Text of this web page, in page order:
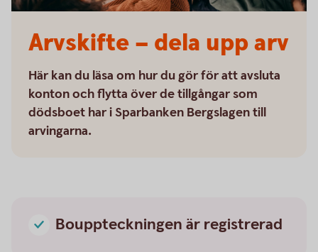
Arvskifte – dela upp arv
Här kan du läsa om hur du gör för att avsluta
konton och flytta över de tillgångar som
dödsboet har i Sparbanken Bergslagen till
arvingarna.
Bouppteckningen är registrerad